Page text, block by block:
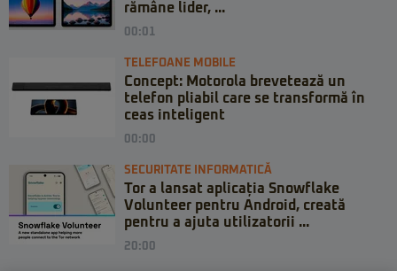
rămâne lider, ...
00:01
TELEFOANE MOBILE
Concept: Motorola brevetează un
telefon pliabil care se transformă în
ceas inteligent
00:00
SECURITATE INFORMATICĂ
Tor a lansat aplicația Snowflake
Volunteer pentru Android, creată
pentru a ajuta utilizatorii ...
20:00